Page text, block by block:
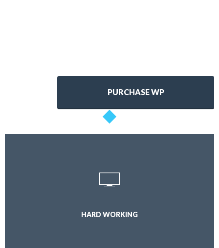
PURCHASE WP
HARD WORKING